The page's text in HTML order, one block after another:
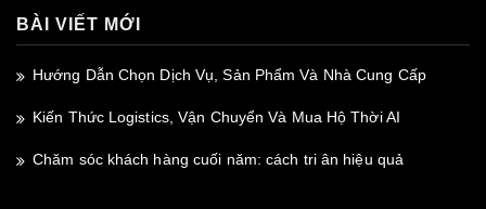
BÀI VIẾT MỚI
Hướng Dẫn Chọn Dịch Vụ, Sản Phẩm Và Nhà Cung Cấp
Kiến Thức Logistics, Vận Chuyển Và Mua Hộ Thời AI
Chăm sóc khách hàng cuối năm: cách tri ân hiệu quả